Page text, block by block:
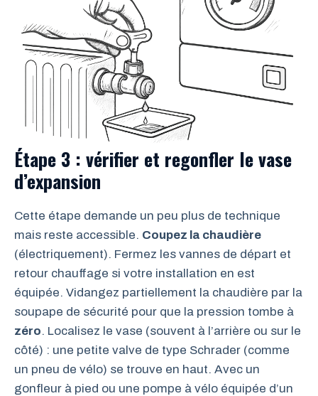
Étape 3 : vérifier et regonfler le vase
d’expansion
Cette étape demande un peu plus de technique
mais reste accessible. Coupez la chaudière
(électriquement). Fermez les vannes de départ et
retour chauffage si votre installation en est
équipée. Vidangez partiellement la chaudière par la
soupape de sécurité pour que la pression tombe à
zéro. Localisez le vase (souvent à l’arrière ou sur le
côté) : une petite valve de type Schrader (comme
un pneu de vélo) se trouve en haut. Avec un
gonfleur à pied ou une pompe à vélo équipée d’un